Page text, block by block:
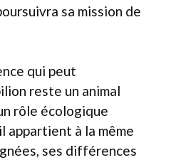
sa mission de
qui peut
reste un animal
rôle écologique
appartient à la même
ses différences